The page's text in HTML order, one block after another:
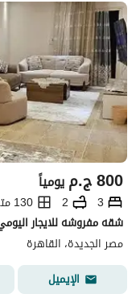
ج.م800 يومياً
3
2
130 متر مربع
شقه مفروشه للايجار
مصر الجديدة، القاهرة
الإيميل